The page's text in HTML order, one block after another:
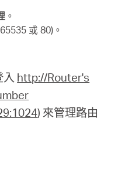
。
或 80)。
入 http://Router's
) 來管理路由